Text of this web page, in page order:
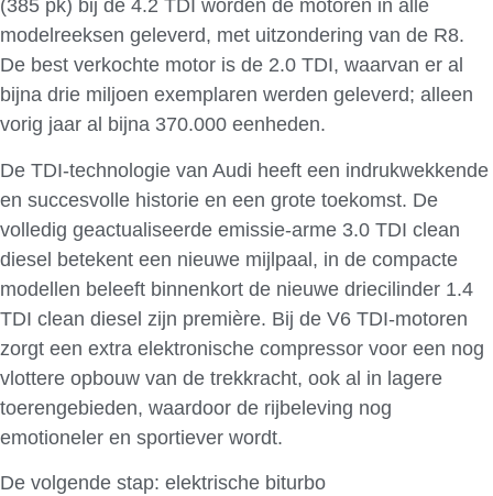
(385 pk) bij de 4.2 TDI worden de motoren in alle
modelreeksen geleverd, met uitzondering van de R8.
De best verkochte motor is de 2.0 TDI, waarvan er al
bijna drie miljoen exemplaren werden geleverd; alleen
vorig jaar al bijna 370.000 eenheden.
De TDI-technologie van Audi heeft een indrukwekkende
en succesvolle historie en een grote toekomst. De
volledig geactualiseerde emissie-arme 3.0 TDI clean
diesel betekent een nieuwe mijlpaal, in de compacte
modellen beleeft binnenkort de nieuwe driecilinder 1.4
TDI clean diesel zijn première. Bij de V6 TDI-motoren
zorgt een extra elektronische compressor voor een nog
vlottere opbouw van de trekkracht, ook al in lagere
toerengebieden, waardoor de rijbeleving nog
emotioneler en sportiever wordt.
De volgende stap: elektrische biturbo